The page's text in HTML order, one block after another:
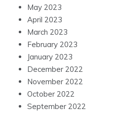
May 2023
April 2023
March 2023
February 2023
January 2023
December 2022
November 2022
October 2022
September 2022